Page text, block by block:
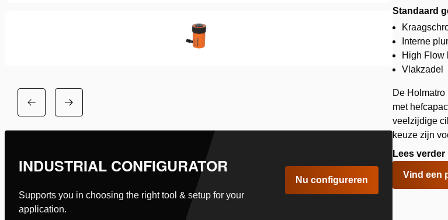
INDUSTRIAL CONFIGURATOR
Supports you in choosing the right tool & setup for your
application.
Nu configureren
Standaard
Interne
High Flow
Vlakzadel
De
met
veelzijdige
keuze zijn
Lees verder
Vind een